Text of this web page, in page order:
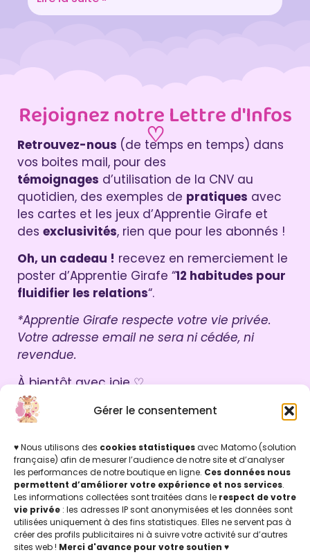
Gérer le consentement
♥ Nous utilisons des cookies statistiquesavec Matomo (solution
française) afin de mesurer l’audience de notre site et d’analyser
les performances de notre boutique en ligne. Ces données nous
permettent d’améliorer votre expérience et nos services.
Les informations collectées sont traitées dans le respect de votre
vie privée : les adresses IP sont anonymisées et les données sont
utilisées uniquement à des fins statistiques. Elles ne servent pas à
créer des profils publicitaires ni à suivre votre activité sur d’autres
sites web ! Merci d'avance pour votre soutien ♥
Rejoignez notre Lettre d'Infos
♡
Retrouvez-nous (de temps en temps) dans
vos boites mail, pour des
témoignages d’utilisation de la CNV au
quotidien, des exemples de pratiques avec
les cartes et les jeux d’Apprentie Girafe et
des exclusivités, rien que pour les abonnés !
Oh, un cadeau ! recevez en remerciement le
poster d’Apprentie Girafe “12 habitudes pour
fluidifier les relations“.
*Apprentie Girafe respecte votre vie privée.
Votre adresse email ne sera ni cédée, ni
revendue.
À bientôt avec joie ♡
Léti & Chris
Par ici !
INFOS LÉGALES
Mentions légales & Politique de confidentialité